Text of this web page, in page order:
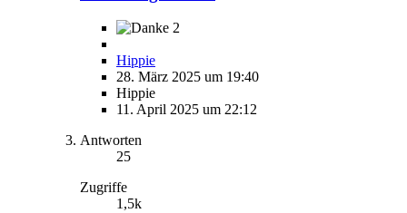
2
Hippie
28. März 2025 um 19:40
Hippie
11. April 2025 um 22:12
Antworten
25
Zugriffe
1,5k